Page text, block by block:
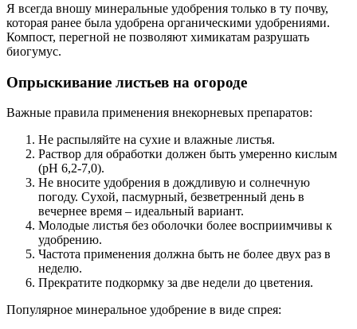
Я всегда вношу минеральные удобрения только в ту почву,
которая ранее была удобрена органическими удобрениями.
Компост, перегной не позволяют химикатам разрушать
биогумус.
Опрыскивание листьев на огороде
Важные правила применения внекорневых препаратов:
Не распыляйте на сухие и влажные листья.
Раствор для обработки должен быть умеренно кислым
(pH 6,2-7,0).
Не вносите удобрения в дождливую и солнечную
погоду. Сухой, пасмурный, безветренный день в
вечернее время – идеальный вариант.
Молодые листья без оболочки более восприимчивы к
удобрению.
Частота применения должна быть не более двух раз в
неделю.
Прекратите подкормку за две недели до цветения.
Популярное минеральное удобрение в виде спрея: